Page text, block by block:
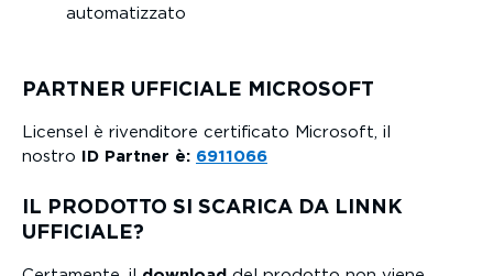
automatizzato
PARTNER UFFICIALE MICROSOFT
Licensel è rivenditore certificato Microsoft, il
nostro ID Partner è: 6911066
IL PRODOTTO SI SCARICA DA LINNK
UFFICIALE?